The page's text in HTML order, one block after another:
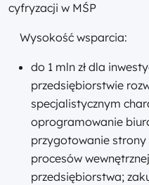
cyfryzacji w MŚP
Wysokość wsparcia:
do 1 mln zł dla
przedsiębiorstwie
specjalistycznym
oprogramowanie
przygotowanie
procesów
przedsiębiorstwa;